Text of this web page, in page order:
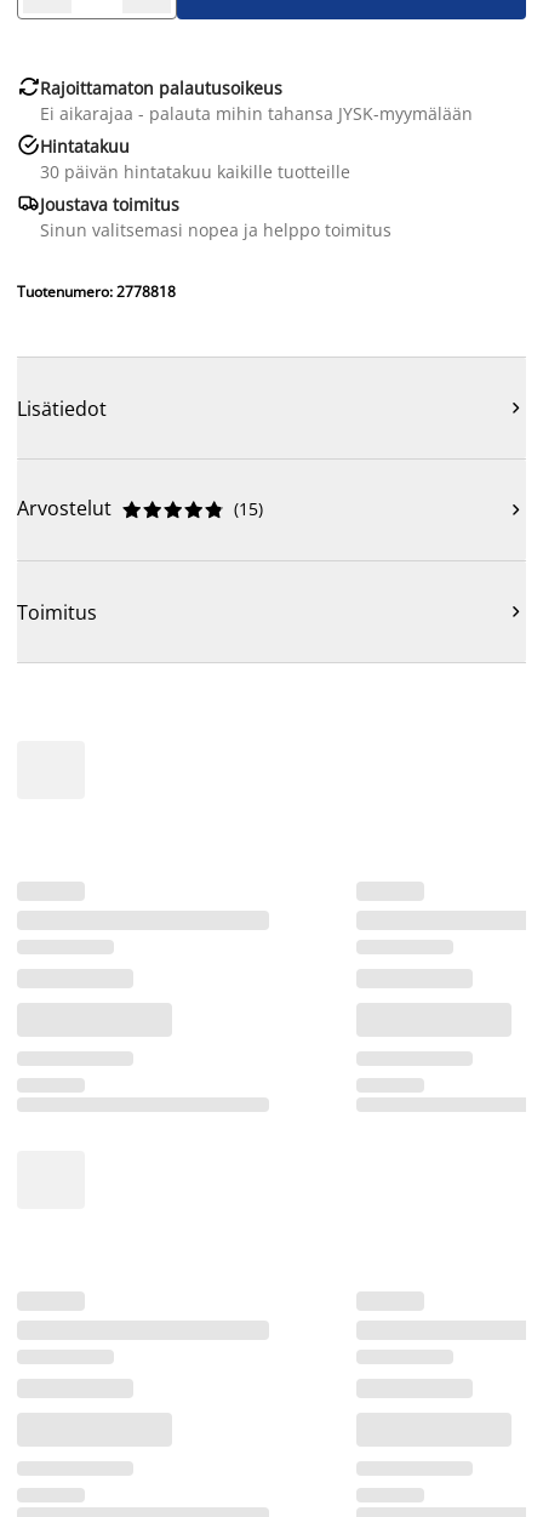
Rajoittamaton palautusoikeus
Ei aikarajaa - palauta mihin tahansa JYSK-myymälään
Hintatakuu
30 päivän hintatakuu kaikille tuotteille
Joustava toimitus
Sinun valitsemasi nopea ja helppo toimitus
Tuotenumero: 2778818
Lisätiedot 
Arvostelut 




 (15) 
Toimitus 